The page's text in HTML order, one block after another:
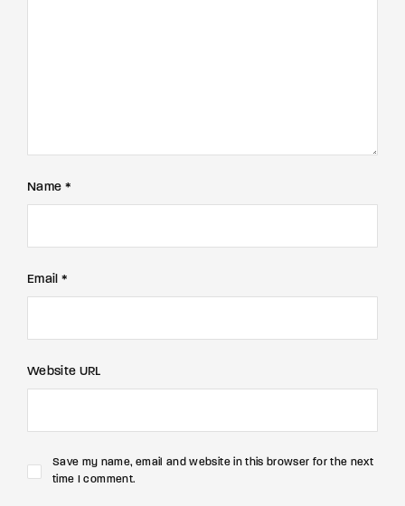
Name *
Email *
Website URL
Save my name, email and website in this browser for the next
time I comment.